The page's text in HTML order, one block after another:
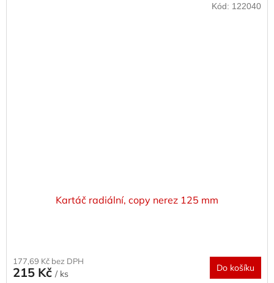
Kartáč radiální, copy nerez 125 mm
177,69 Kč bez DPH
215 Kč / ks
Do košíku
Kód: 122040